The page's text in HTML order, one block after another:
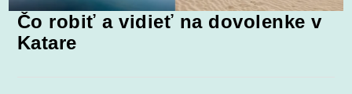
Čo robiť a vidieť na dovolenke v
Katare